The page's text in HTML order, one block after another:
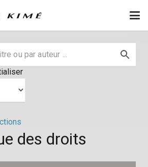
des droits